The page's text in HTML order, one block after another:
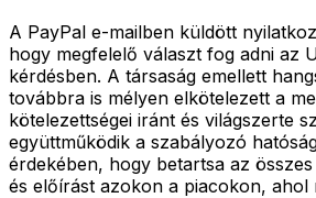
A PayPal e-mailben küldött
hogy megfelelő választ fog adni az
kérdésben. A társaság emellett
továbbra is mélyen elkötelezett a
kötelezettségei iránt és világszerte
együttműködik a szabályozó
érdekében, hogy betartsa az
és előírást azokon a piacokon, ahol